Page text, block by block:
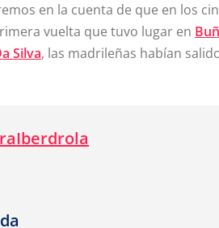
en la cuenta de que en los
vuelta que tuvo lugar en
Silva, las madrileñas habían